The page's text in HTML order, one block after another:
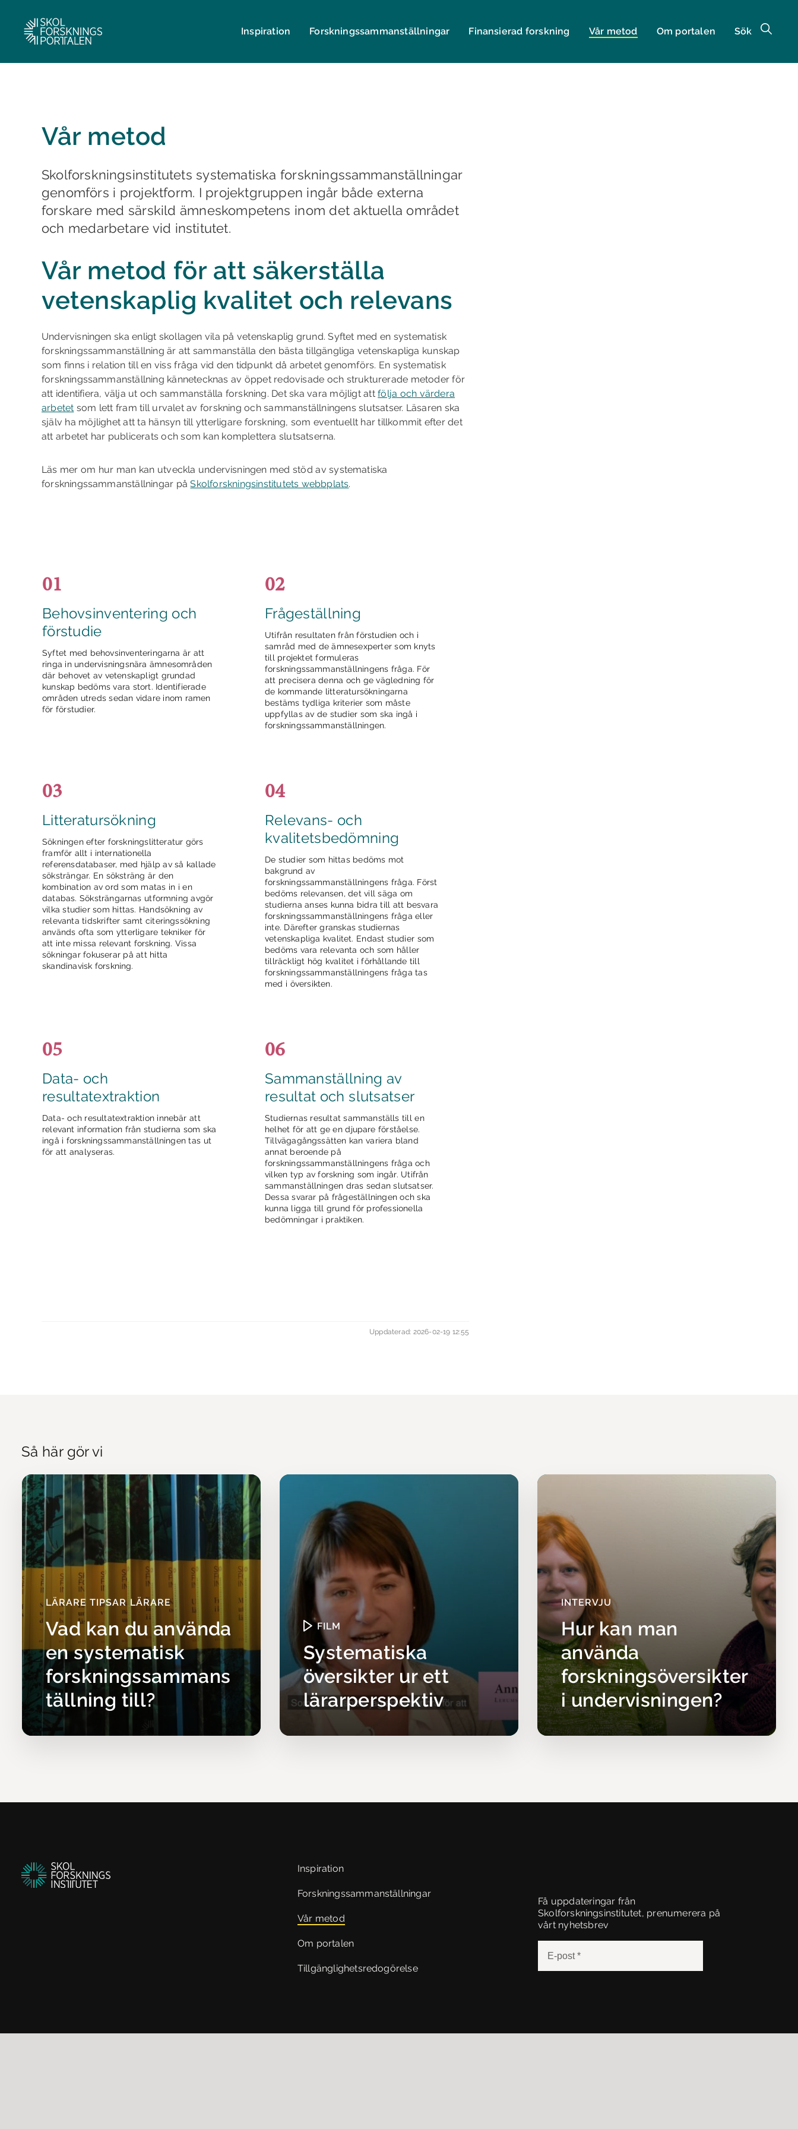
Inspiration Forsknings­sammanställningar Finansierad forskning Vår metod Om portalen Sök
Vår metod
Skolforskningsinstitutets systematiska forskningssammanställningar
genomförs i projektform. I projektgruppen ingår både externa
forskare med särskild ämneskompetens inom det aktuella området
och medarbetare vid institutet.
Vår metod för att säkerställa
vetenskaplig kvalitet och relevans
Undervisningen ska enligt skollagen vila på vetenskaplig grund. Syftet med en systematisk
forskningssammanställning är att sammanställa den bästa tillgängliga vetenskapliga kunskap
som finns i relation till en viss fråga vid den tidpunkt då arbetet genom­förs. En systematisk
forskningssammanställning kännetecknas av öppet redovisade och strukturerade metoder för
att identifiera, välja ut och sammanställa forskning. Det ska vara möjligt attfölja och värdera
arbetet som lett fram till urvalet av forskning och sammanställningens slutsatser. Läsaren ska
själv ha möjlighet att ta hänsyn till ytterligare forskning, som eventuellt har tillkommit efter det
att arbetet har publicerats och som kan komplettera slutsatserna.
Läs mer om hur man kan utveckla undervisningen med stöd av systematiska
forskningssammanställningar påSkolforskningsinstitutets webbplats.
01
Behovsinventering och
förstudie
Syftet med behovsinventeringarna är att
ringa in undervisningsnära ämnesområden
där behovet av vetenskapligt grundad
kunskap bedöms vara stort. Identifierade
områden utreds sedan vidare inom ramen
för förstudier.
02
Frågeställning
Utifrån resultaten från förstudien och i
samråd med de ämnesexperter som knyts
till projektet formuleras
forskningssammanställningens fråga. För
att precisera denna och ge vägledning för
de kommande litteratursökningarna
bestäms tydliga kriterier som måste
uppfyllas av de studier som ska ingå i
forskningssammanställningen.
03
Litteratursökning
Sökningen efter forskningslitteratur görs
framför allt i internationella
referensdatabaser, med hjälp av så kallade
söksträngar. En söksträng är den
kombination av ord som matas in i en
databas. Söksträngarnas utformning avgör
vilka studier som hittas. Handsökning av
relevanta tidskrifter samt citeringssökning
används ofta som ytterligare tekniker för
att inte missa relevant forskning. Vissa
sökningar fokuserar på att hitta
skandinavisk forskning.
04
Relevans- och
kvalitetsbedömning
De studier som hittas bedöms mot
bakgrund av
forskningssammanställningens fråga. Först
bedöms relevansen, det vill säga om
studierna anses kunna bidra till att besvara
forskningssammanställningens fråga eller
inte. Därefter granskas studiernas
vetenskapliga kvalitet. Endast studier som
bedöms vara relevanta och som håller
tillräckligt hög kvalitet i förhållande till
forskningssammanställningens fråga tas
med i översikten.
05
Data- och
resultatextraktion
Data- och resultatextraktion innebär att
relevant information från studierna som ska
ingå i forskningssammanställningen tas ut
för att analyseras.
06
Sammanställning av
resultat och slutsatser
Studiernas resultat sammanställs till en
helhet för att ge en djupare förståelse.
Tillvägagångssätten kan variera bland
annat beroende på
forskningssammanställningens fråga och
vilken typ av forskning som ingår. Utifrån
sammanställningen dras sedan slutsatser.
Dessa svarar på frågeställningen och ska
kunna ligga till grund för professionella
bedömningar i praktiken.
Uppdaterad: 2026-02-19 12:55
Så här gör vi
LÄRARE TIPSAR LÄRARE
Vad kan du använda
en systematisk
forskningssammans
tällning till?
FILM
Systematiska
översikter ur ett
lärarperspektiv
INTERVJU
Hur kan man
använda
forskningsöversikter
i undervisningen?
Inspiration
Forskningssammanställningar
Vår metod
Om portalen
Tillgänglighetsredogörelse
Få uppdateringar från
Skolforskningsinstitutet, prenumerera på
vårt nyhetsbrev